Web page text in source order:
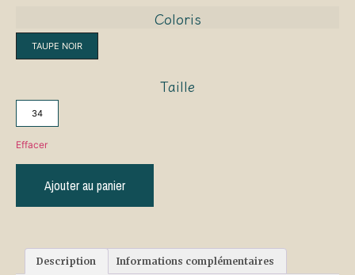
Coloris
TAUPE NOIR
Taille
34
Effacer
Ajouter au panier
Description Informations complémentaires